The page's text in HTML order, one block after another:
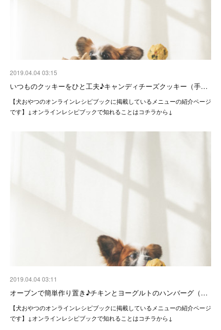
2019.04.04 03:15
いつものクッキーをひと工夫♪キャンディチーズクッキー（手…
【犬おやつのオンラインレシピブックに掲載しているメニューの紹介ページ
です】↓オンラインレシピブックで知れることはコチラから↓
2019.04.04 03:11
オーブンで簡単作り置き♪チキンとヨーグルトのハンバーグ（…
【犬おやつのオンラインレシピブックに掲載しているメニューの紹介ページ
です】↓オンラインレシピブックで知れることはコチラから↓